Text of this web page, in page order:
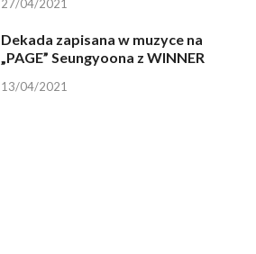
27/04/2021
Dekada zapisana w muzyce na
„PAGE” Seungyoona z WINNER
13/04/2021